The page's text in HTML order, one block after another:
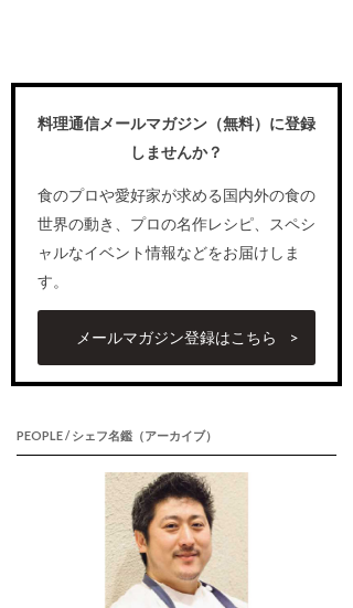
料理通信メールマガジン（無料）に登録
しませんか？
食のプロや愛好家が求める国内外の食の
世界の動き、プロの名作レシピ、スペシ
ャルなイベント情報などをお届けしま
す。
メールマガジン登録はこちら
PEOPLE / シェフ名鑑（アーカイブ）